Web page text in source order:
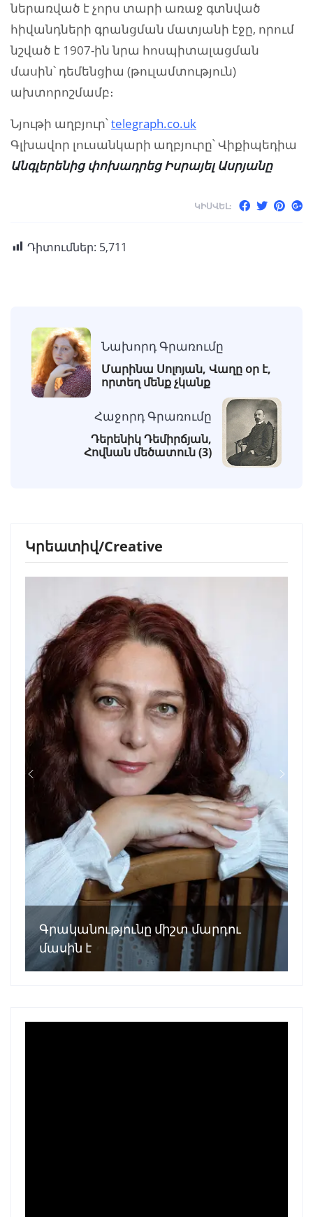
ներառված է չորս տարի առաջ գտնված
հիվանդների գրանցման մատյանի էջը, որում
նշված է 1907-ին նրա հոսպիտալացման
մասին՝ դեմենցիա (թուլամտություն)
ախտորոշմամբ։
Նյութի աղբյուր՝telegraph.co.uk
Գլխավոր լուսանկարի աղբյուրը՝ Վիքիպեդիա
Անգլերենից փոխադրեց Իսրայել Ասրյանը
ԿԻՍՎԵԼ:
Դիտումներ: 5,711
Նախորդ Գրառումը
Մարինա Սոլոյան, Վաղը օր է,
որտեղ մենք չկանք
Հաջորդ Գրառումը
Դերենիկ Դեմիրճյան,
Հովնան մեծատուն (3)
Կրեատիվ/Creative
Գրականությունը միշտ մարդու
մասին է